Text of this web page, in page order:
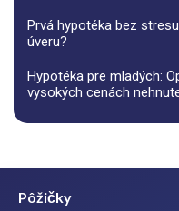
Prvá hypotéka bez
úveru?
Hypotéka pre mladých:
vysokých cenách
Pôžičky